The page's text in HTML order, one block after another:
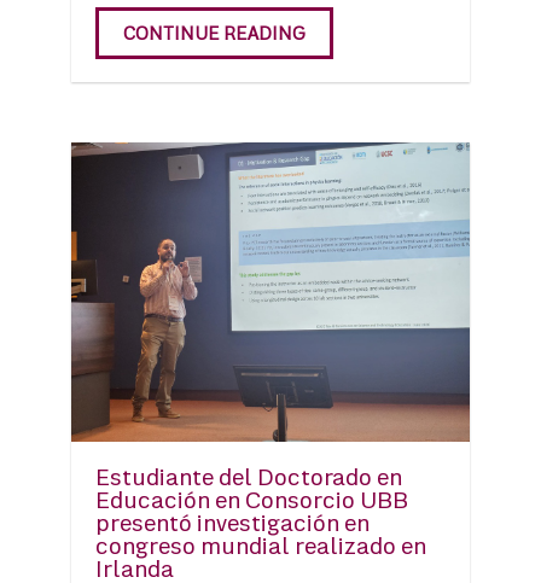
CONTINUE READING
Estudiante del Doctorado en
Educación en Consorcio UBB
presentó investigación en
congreso mundial realizado en
Irlanda